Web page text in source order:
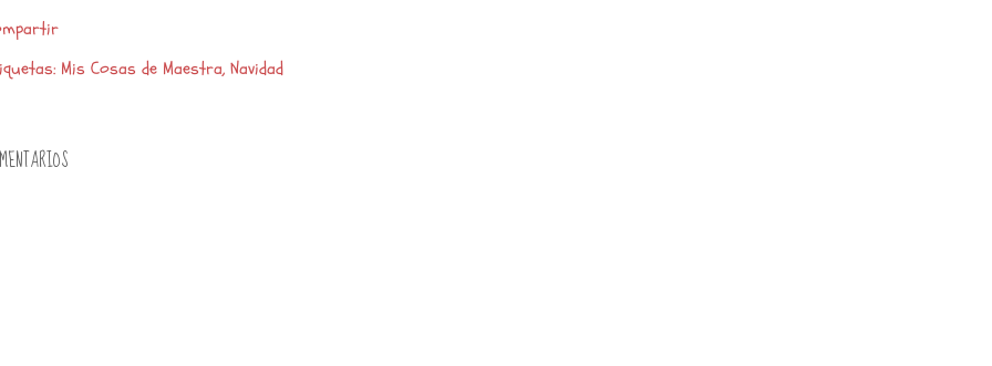
Mis Cosas de Maestra Navidad